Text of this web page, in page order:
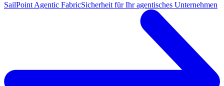
SailPoint Agentic FabricSicherheit für Ihr agentisches Unternehmen